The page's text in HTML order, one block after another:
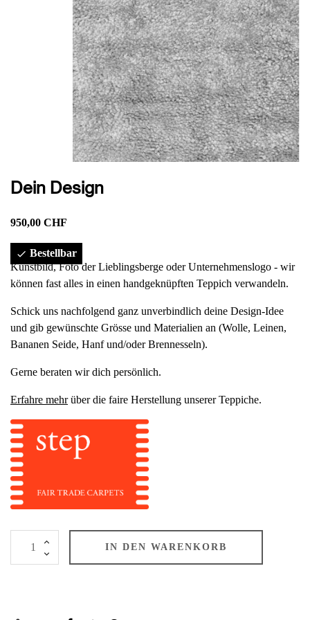
Dein Design
950,00 CHF
 Bestellbar
Kunstbild, Foto der Lieblingsberge oder Unternehmenslogo - wir
können fast alles in einen handgeknüpften Teppich verwandeln.
Schick uns nachfolgend ganz unverbindlich deine Design-Idee
und gib gewünschte Grösse und Materialien an (Wolle, Leinen,
Bananen Seide, Hanf und/oder Brennesseln).
Gerne beraten wir dich persönlich.
Erfahre mehrüber die faire Herstellung unserer Teppiche.
IN DEN WARENKORB